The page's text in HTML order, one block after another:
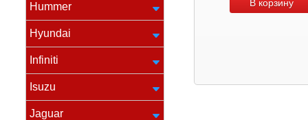
Hummer
Hyundai
Infiniti
Isuzu
Jaguar